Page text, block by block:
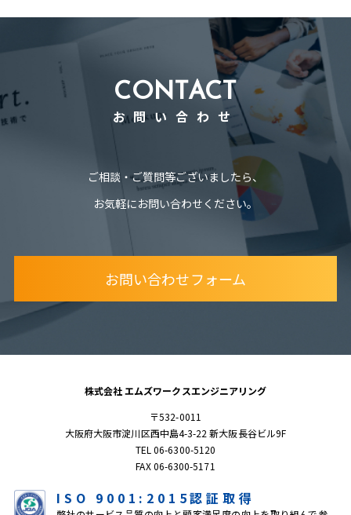
CONTACT
お問い合わせ
ご相談・ご質問等ございましたら、
お気軽にお問い合わせください。
お問い合わせフォーム
株式会社 エムズワークスエンジニアリング
〒532-0011
大阪府大阪市淀川区西中島4-3-22 新大阪長谷ビル9F
TEL 06-6300-5120
FAX 06-6300-5171
ISO 9001:2015認証取得